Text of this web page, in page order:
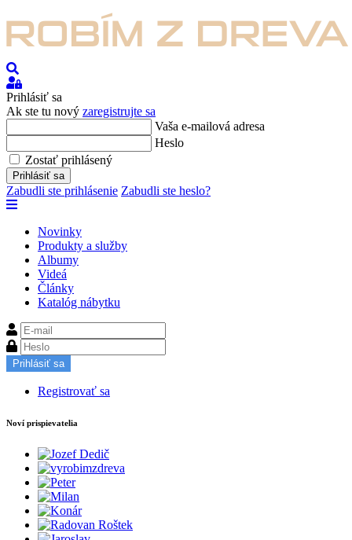
Prihlásiť
sa
Prihlásiť sa
Ak ste tu nový zaregistrujte sa
Vaša e-mailová adresa
Heslo
Zostať prihlásený
Prihlásiť sa
Zabudli ste prihlásenie Zabudli ste heslo?
Novinky
Produkty a služby
Albumy
Videá
Články
Katalóg nábytku
Prihlásiť sa
Registrovať sa
Noví prispievatelia